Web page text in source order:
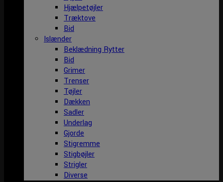
Hjælpetøjler
Træktove
Bid
Islænder
Beklædning Rytter
Bid
Grimer
Trenser
Tøjler
Dækken
Sadler
Underlag
Gjorde
Stigremme
Stigbøjler
Strigler
Diverse